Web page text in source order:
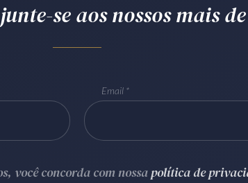
se aos nossos mais
Email
você concorda com nossapolítica de